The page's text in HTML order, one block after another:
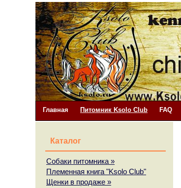
Главная Питомник Ksolo Club FAQ
Каталог
Собаки питомника »
Племенная книга "Ksolo Club"
Щенки в продаже »